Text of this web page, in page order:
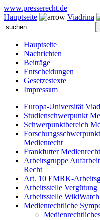
www.presserecht.de
Hauptseite
Viadrina
Hauptseite
Nachrichten
Beiträge
Entscheidungen
Gesetzestexte
Impressum
Europa-Universität
Studienschwerpunkt
Schwerpunktbereich
Forschungsschwerpunkt
Medienrecht
Frankfurter
Arbeitsgruppe
Recht
Art. 10 EMRK-
Arbeitsstelle Vergütung
Arbeitsstelle WikiWatch
Medienrechtliche
Medienrechtliches